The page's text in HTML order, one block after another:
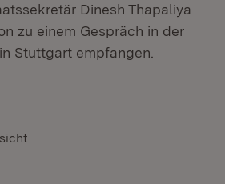
Dinesh Thapaliya
zu einem Gespräch in der
Stuttgart empfangen.